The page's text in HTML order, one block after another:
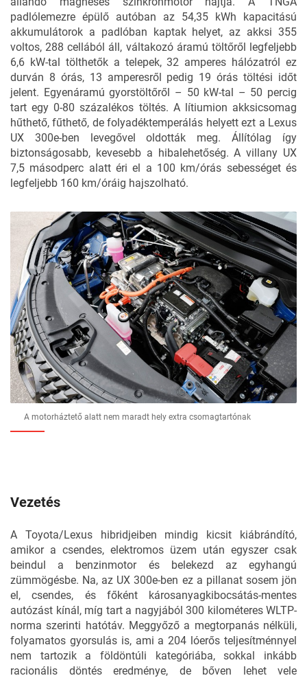
padlólemezre épülő autóban az 54,35 kWh kapacitású
akkumulátorok a padlóban kaptak helyet, az akksi 355
voltos, 288 cellából áll, váltakozó áramú töltőről legfeljebb
6,6 kW-tal tölthetők a telepek, 32 amperes hálózatról ez
durván 8 órás, 13 amperesről pedig 19 órás töltési időt
jelent. Egyenáramú gyorstöltőről – 50 kW-tal – 50 percig
tart egy 0-80 százalékos töltés. A lítiumion akksicsomag
hűthető, fűthető, de folyadéktemperálás helyett ezt a Lexus
UX 300e-ben levegővel oldották meg. Állítólag így
biztonságosabb, kevesebb a hibalehetőség. A villany UX
7,5 másodperc alatt éri el a 100 km/órás sebességet és
legfeljebb 160 km/óráig hajszolható.
A motorháztető alatt nem maradt hely extra csomagtartónak
Vezetés
A Toyota/Lexus hibridjeiben mindig kicsit kiábrándító,
amikor a csendes, elektromos üzem után egyszer csak
beindul a benzinmotor és belekezd az egyhangú
zümmögésbe. Na, az UX 300e-ben ez a pillanat sosem jön
el, csendes, és főként károsanyagkibocsátás-mentes
autózást kínál, míg tart a nagyjából 300 kilométeres WLTP-
norma szerinti hatótáv. Meggyőző a megtorpanás nélküli,
folyamatos gyorsulás is, ami a 204 lóerős teljesítménnyel
nem tartozik a földöntúli kategóriába, sokkal inkább
racionális döntés eredménye, de bőven lehet vele